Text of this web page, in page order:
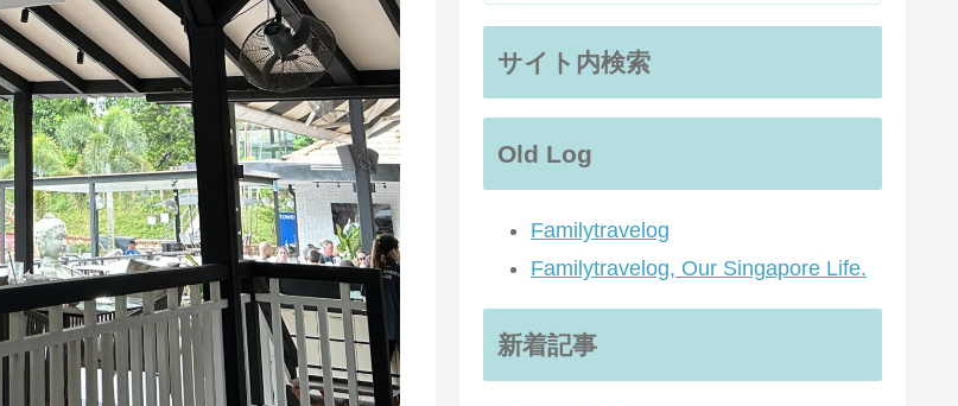
サイト内検索
Old Log
Familytravelog
Familytravelog, Our Singapore Life.
新着記事